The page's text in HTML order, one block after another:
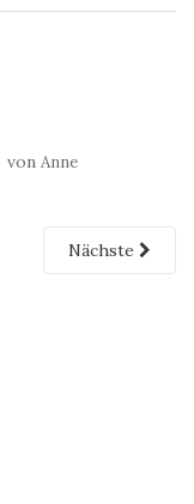
von Anne
Nächste